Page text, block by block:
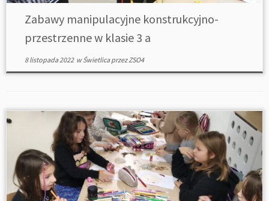
Zabawy manipulacyjne konstrukcyjno-
przestrzenne w klasie 3 a
8 listopada 2022wŚwietlicaprzezZSO4